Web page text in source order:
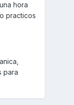
hora
practicos
para